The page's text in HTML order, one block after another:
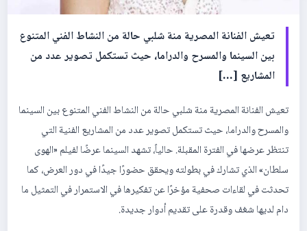
تعيش الفنانة المصرية منة شلبي حالة من النشاط الفني المتنوع
بين السينما والمسرح والدراما، حيث تستكمل تصوير عدد من
المشاريع […]
تعيش الفنانة المصرية منة شلبي حالة من النشاط الفني المتنوع بين السينما
والمسرح والدراما، حيث تستكمل تصوير عدد من المشاريع الفنية التي
تنتظر عرضها في الفترة المقبلة. حالياً، تشهد السينما عرضًا لفيلم «الهوى
سلطان» الذي تشارك في بطولته ويحقق حضورًا جيدًا في دور العرض، كما
تحدثت في لقاءات صحفية مؤخرًا عن تفكيرها في الاستمرار في التمثيل ما
دام لديها شغف وقدرة على تقديم أدوار جديدة.